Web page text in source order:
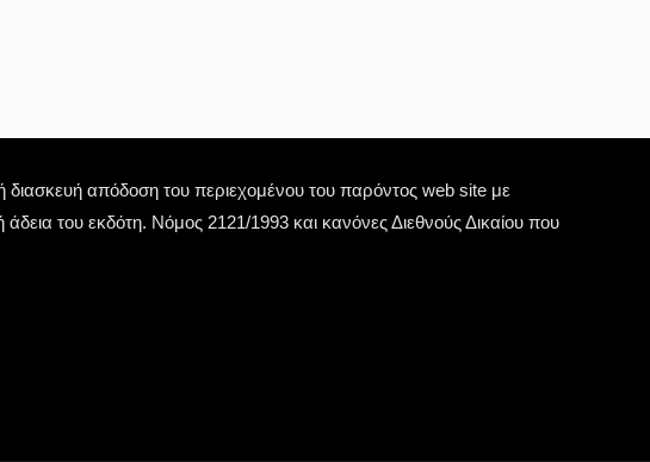
απόδοση του περιεχομένου του παρόντος web site με
του εκδότη. Νόμος 2121/1993 και κανόνες Διεθνούς Δικαίου που